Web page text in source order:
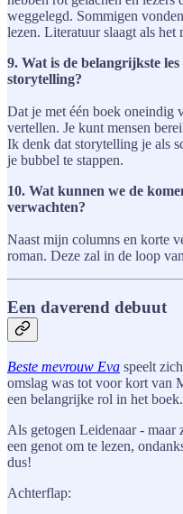
weggelegd. Sommigen
lezen. Literatuur slaagt als het
9. Wat is de belangrijkste
storytelling?
Dat je met één boek oneindig
vertellen. Je kunt mensen
Ik denk dat storytelling je als
je bubbel te stappen.
10. Wat kunnen we de
verwachten?
Naast mijn columns en korte
roman. Deze zal in de loop
Een daverend debuut
Beste mevrouw Eva speelt
omslag was tot voor kort van
een belangrijke rol in het boek.
Als getogen Leidenaar -
een genot om te lezen,
dus!
Achterflap: